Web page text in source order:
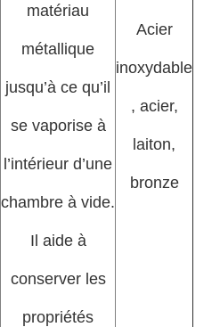
matériau
métallique
jusqu’à ce qu’il
se vaporise à
l’intérieur d’une
chambre à vide.
Il aide à
conserver les
propriétés
Acier
inoxydable
, acier,
laiton,
bronze